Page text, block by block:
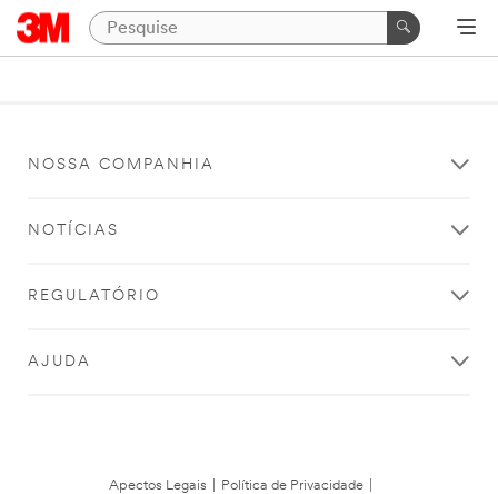
NOSSA COMPANHIA
NOTÍCIAS
REGULATÓRIO
AJUDA
Apectos Legais Política de Privacidade